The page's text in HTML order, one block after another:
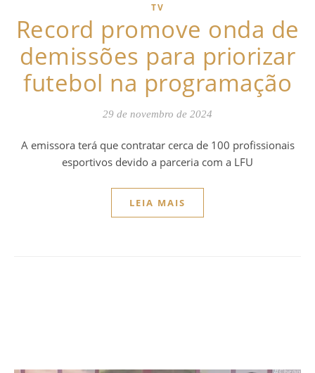
TV
Record promove onda de
demissões para priorizar
futebol na programação
29 de novembro de 2024
A emissora terá que contratar cerca de 100 profissionais
esportivos devido a parceria com a LFU
LEIA MAIS